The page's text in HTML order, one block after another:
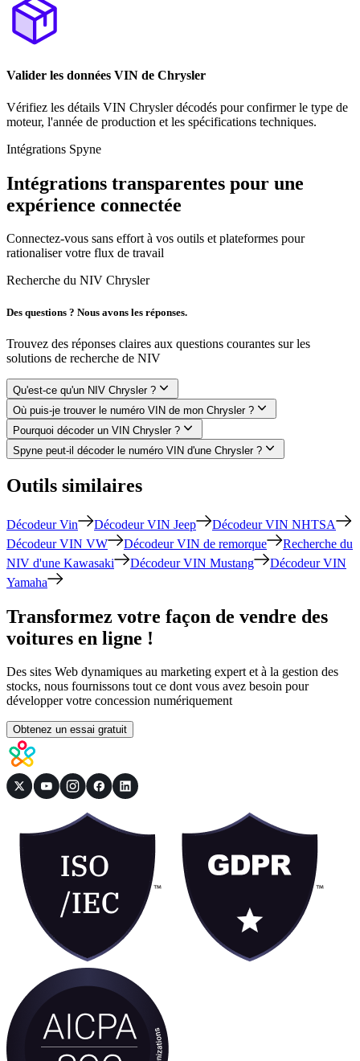
Valider les données VIN de Chrysler
Vérifiez les détails VIN Chrysler décodés pour confirmer le type de
moteur, l'année de production et les spécifications techniques.
Intégrations Spyne
Intégrations transparentes pour une
expérience connectée
Connectez-vous sans effort à vos outils et plateformes pour
rationaliser votre flux de travail
Recherche du NIV Chrysler
Des questions ? Nous avons les réponses.
Trouvez des réponses claires aux questions courantes sur les
solutions de recherche de NIV
Qu'est-ce qu'un NIV Chrysler ?
Où puis-je trouver le numéro VIN de mon Chrysler ?
Pourquoi décoder un VIN Chrysler ?
Spyne peut-il décoder le numéro VIN d'une Chrysler ?
Outils similaires
Décodeur Vin Décodeur VIN Jeep
Décodeur VIN NHTSA
Décodeur VIN VW
Décodeur VIN de remorque
Recherche du
NIV d'une Kawasaki
Décodeur VIN Mustang
Décodeur VIN
Yamaha
Transformez votre façon de vendre des
voitures en ligne !
Des sites Web dynamiques au marketing expert et à la gestion des
stocks, nous fournissons tout ce dont vous avez besoin pour
développer votre concession numériquement
Obtenez un essai gratuit